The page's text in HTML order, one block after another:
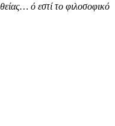
ό εστί το φιλοσοφικό